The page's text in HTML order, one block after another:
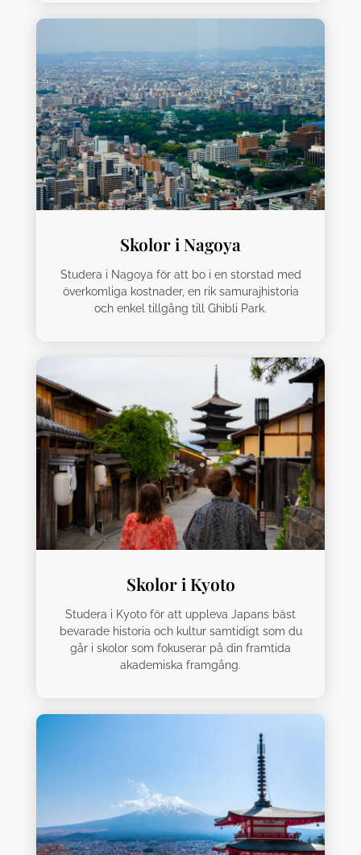
Skolor i Nagoya
Studera i Nagoya för att bo i en storstad med
överkomliga kostnader, en rik samurajhistoria
och enkel tillgång till Ghibli Park.
Skolor i Kyoto
Studera i Kyoto för att uppleva Japans bäst
bevarade historia och kultur samtidigt som du
går i skolor som fokuserar på din framtida
akademiska framgång.